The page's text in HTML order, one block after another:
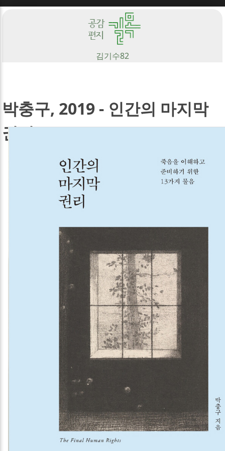
김기수82
박충구, 2019 - 인간의 마지막
권리
Sketchbook5, 스케치북5
Sketchbook5, 스케치북5